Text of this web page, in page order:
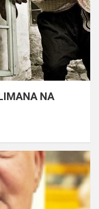
NA